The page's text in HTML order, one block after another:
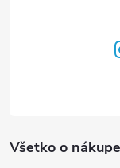
Všetko o nákupe